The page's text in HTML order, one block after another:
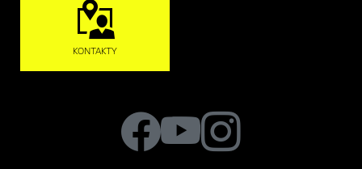
KONTAKTY